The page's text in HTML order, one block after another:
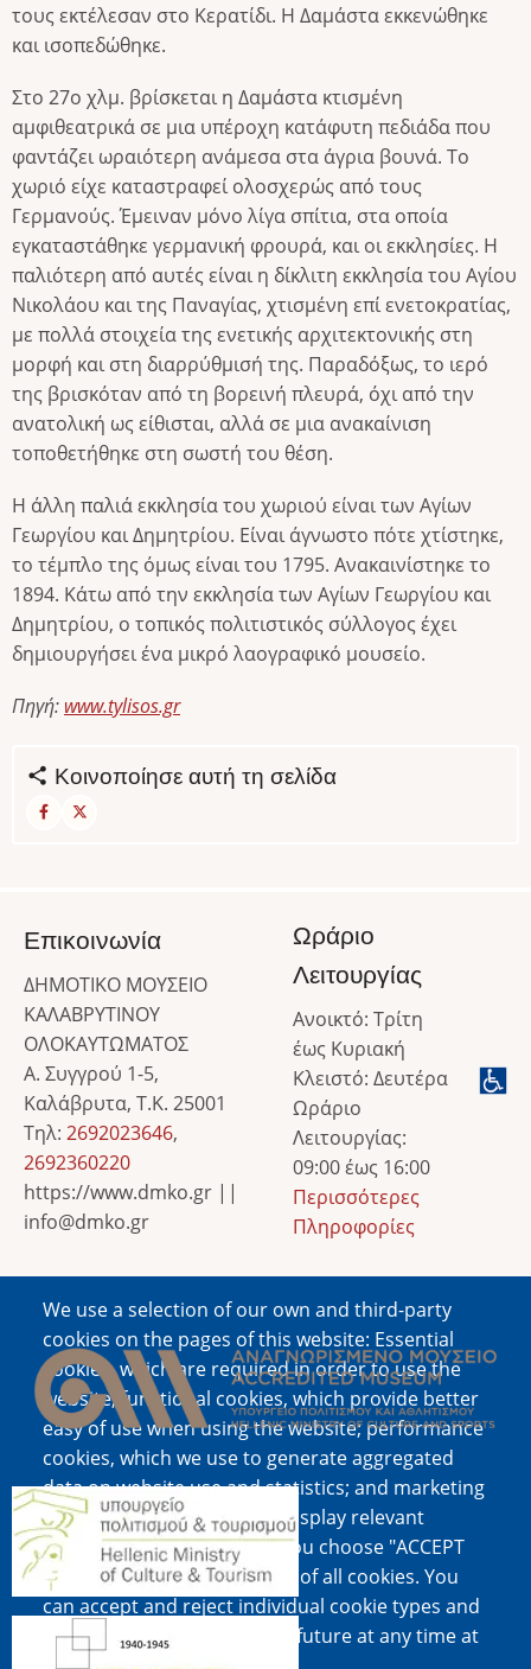
τους εκτέλεσαν στο Κερατίδι. Η Δαμάστα εκκενώθηκε
και ισοπεδώθηκε.
Στο 27ο χλμ. βρίσκεται η Δαμάστα κτισμένη
αμφιθεατρικά σε μια υπέροχη κατάφυτη πεδιάδα που
φαντάζει ωραιότερη ανάμεσα στα άγρια βουνά. Το
χωριό είχε καταστραφεί ολοσχερώς από τους
Γερμανούς. Έμειναν μόνο λίγα σπίτια, στα οποία
εγκαταστάθηκε γερμανική φρουρά, και οι εκκλησίες. Η
παλιότερη από αυτές είναι η δίκλιτη εκκλησία του Αγίου
Νικολάου και της Παναγίας, χτισμένη επί ενετοκρατίας,
με πολλά στοιχεία της ενετικής αρχιτεκτονικής στη
μορφή και στη διαρρύθμισή της. Παραδόξως, το ιερό
της βρισκόταν από τη βορεινή πλευρά, όχι από την
ανατολική ως είθισται, αλλά σε μια ανακαίνιση
τοποθετήθηκε στη σωστή του θέση.
Η άλλη παλιά εκκλησία του χωριού είναι των Αγίων
Γεωργίου και Δημητρίου. Είναι άγνωστο πότε χτίστηκε,
το τέμπλο της όμως είναι του 1795. Ανακαινίστηκε το
1894. Κάτω από την εκκλησία των Αγίων Γεωργίου και
Δημητρίου, ο τοπικός πολιτιστικός σύλλογος έχει
δημιουργήσει ένα μικρό λαογραφικό μουσείο.
Πηγή: www.tylisos.gr
Κοινοποίησε αυτή τη σελίδα
We use a selection of our own and third-party
cookies on the pages of this website: Essential
cookies, which are required in order to use the
website; functional cookies, which provide better
easy of use when using the website; performance
cookies, which we use to generate aggregated
data on website use and statistics; and marketing
cookies, which are used to display relevant
content and advertising. If you choose "ACCEPT
ALL", you consent to the use of all cookies. You
can accept and reject individual cookie types and
revoke your consent for the future at any time at
Επικοινωνία
ΔΗΜΟΤΙΚΟ ΜΟΥΣΕΙΟ
ΚΑΛΑΒΡΥΤΙΝΟΥ
ΟΛΟΚΑΥΤΩΜΑΤΟΣ
Α. Συγγρού 1-5,
Καλάβρυτα, Τ.Κ. 25001
Τηλ: 2692023646,
2692360220
https://www.dmko.gr ||
info@dmko.gr
Ωράριο
Λειτουργίας
Ανοικτό: Τρίτη
έως Κυριακή
Κλειστό: Δευτέρα
Ωράριο
Λειτουργίας:
09:00 έως 16:00
Περισσότερες
Πληροφορίες
Image
Image
Image